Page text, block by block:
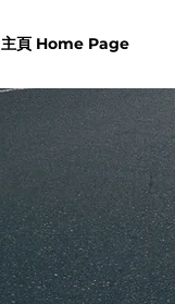
主頁 Home Page